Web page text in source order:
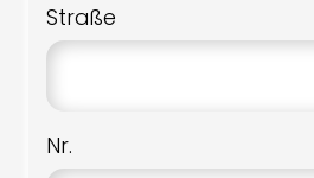
Straße
Nr.